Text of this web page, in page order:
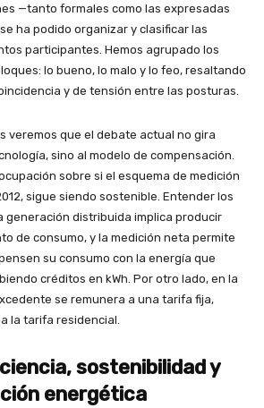
—tanto formales como las expresadas
ha podido organizar y clasificar las
participantes. Hemos agrupado los
lo bueno, lo malo y lo feo, resaltando
y de tensión entre las posturas.
veremos que el debate actual no gira
sino al modelo de compensación.
sobre si el esquema de medición
sigue siendo sostenible. Entender los
generación distribuida implica producir
de consumo, y la medición neta permite
su consumo con la energía que
créditos en kWh. Por otro lado, en la
se remunera a una tarifa fija,
la tarifa residencial.
sostenibilidad y
energética